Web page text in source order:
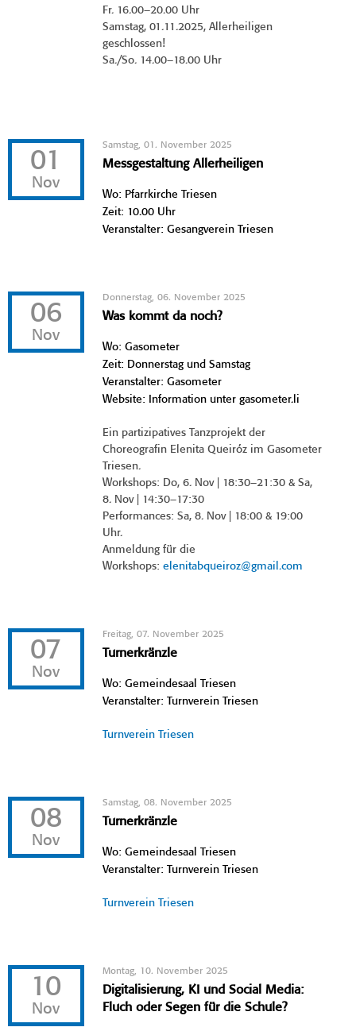
Fr. 16.00–20.00 Uhr
Samstag, 01.11.2025, Allerheiligen
geschlossen!
Sa./So. 14.00–18.00 Uhr
01
Nov
Samstag, 01. November 2025
Messgestaltung Allerheiligen
Wo: Pfarrkirche Triesen
Zeit: 10.00 Uhr
Veranstalter: Gesangverein Triesen
06
Nov
Donnerstag, 06. November 2025
Was kommt da noch?
Wo: Gasometer
Zeit: Donnerstag und Samstag
Veranstalter: Gasometer
Website: Information unter gasometer.li
Ein partizipatives Tanzprojekt der
Choreografin Elenita Queiróz im Gasometer
Triesen.
Workshops: Do, 6. Nov | 18:30–21:30 & Sa,
8. Nov | 14:30–17:30
Performances: Sa, 8. Nov | 18:00 & 19:00
Uhr.
Anmeldung für die
Workshops:elenitabqueiroz@gmail.com
07
Nov
Freitag, 07. November 2025
Turnerkränzle
Wo: Gemeindesaal Triesen
Veranstalter: Turnverein Triesen
Turnverein Triesen
08
Nov
Samstag, 08. November 2025
Turnerkränzle
Wo: Gemeindesaal Triesen
Veranstalter: Turnverein Triesen
Turnverein Triesen
10
Nov
Montag, 10. November 2025
Digitalisierung, KI und Social Media:
Fluch oder Segen für die Schule?